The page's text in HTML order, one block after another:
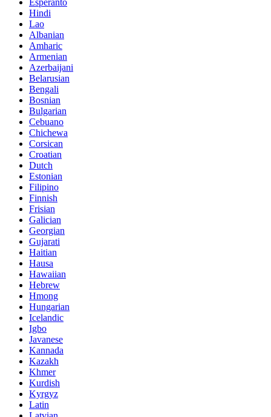
Esperanto
Hindi
Lao
Albanian
Amharic
Armenian
Azerbaijani
Belarusian
Bengali
Bosnian
Bulgarian
Cebuano
Chichewa
Corsican
Croatian
Dutch
Estonian
Filipino
Finnish
Frisian
Galician
Georgian
Gujarati
Haitian
Hausa
Hawaiian
Hebrew
Hmong
Hungarian
Icelandic
Igbo
Javanese
Kannada
Kazakh
Khmer
Kurdish
Kyrgyz
Latin